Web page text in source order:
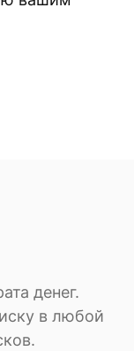
денег.
в любой